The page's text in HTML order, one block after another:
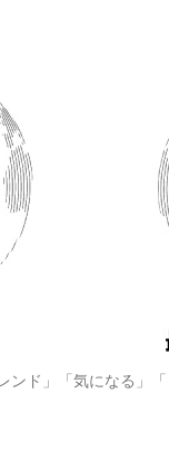
ンド」「気になる」